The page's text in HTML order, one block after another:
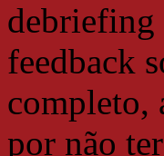
debriefing
feedback
completo,
por não